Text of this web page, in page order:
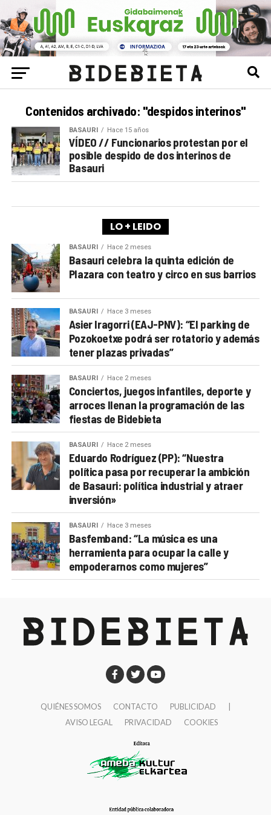
Contenidos archivado: "despidos interinos"
BASAURI Hace 15 años
VÍDEO // Funcionarios protestan por el
posible despido de dos interinos de
Basauri
LO + LEIDO
BASAURI Hace 2 meses
Basauri celebra la quinta edición de
Plazara con teatro y circo en sus barrios
BASAURI Hace 3 meses
Asier Iragorri (EAJ-PNV): “El parking de
Pozokoetxe podrá ser rotatorio y además
tener plazas privadas”
BASAURI Hace 2 meses
Conciertos, juegos infantiles, deporte y
arroces llenan la programación de las
fiestas de Bidebieta
BASAURI Hace 2 meses
Eduardo Rodríguez (PP): “Nuestra
política pasa por recuperar la ambición
de Basauri: política industrial y atraer
inversión»
BASAURI Hace 3 meses
Basfemband: “La música es una
herramienta para ocupar la calle y
empoderarnos como mujeres”
QUIÉNES SOMOS CONTACTO PUBLICIDAD
AVISO LEGAL
PRIVACIDAD COOKIES